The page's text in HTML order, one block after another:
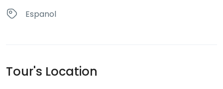
Espanol
Tour's Location